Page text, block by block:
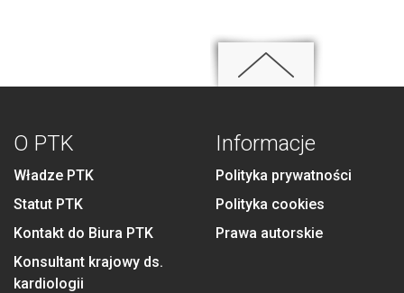
O PTK
Władze PTK
Statut PTK
Kontakt do Biura PTK
Konsultant krajowy ds.
kardiologii
Informacje
Polityka prywatności
Polityka cookies
Prawa autorskie